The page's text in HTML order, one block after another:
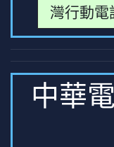
灣行動電
中華